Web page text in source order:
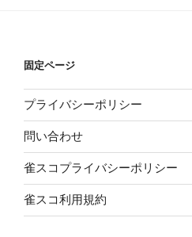
固定ページ
プライバシーポリシー
問い合わせ
雀スコプライバシーポリシー
雀スコ利用規約